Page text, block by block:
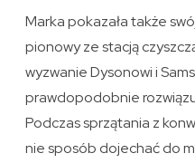
Marka pokazała także
pionowy ze stacją
wyzwanie Dysonowi i
prawdopodobnie
Podczas sprzątania z
nie sposób dojechać do